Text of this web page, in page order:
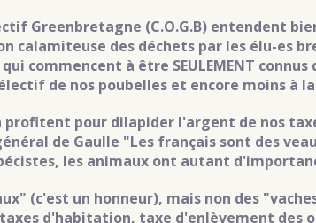
Greenbretagne (C.O.G.B) entendent
calamiteuse des déchets par les élu-es
commencent à être SEULEMENT connus
de nos poubelles et encore moins à
profitent pour dilapider l'argent de nos
de Gaulle "Les français sont des
les animaux ont autant
(c'est un honneur), mais non des
d'habitation, taxe d'enlèvement des